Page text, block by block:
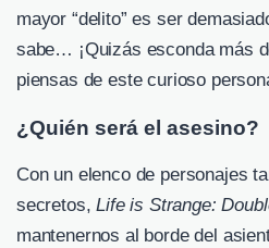
mayor “delito” es ser
sabe… ¡Quizás esconda más
piensas de este curioso
¿Quién será el asesino?
Con un elenco de personajes
secretos,Life is Strange:
mantenernos al borde del